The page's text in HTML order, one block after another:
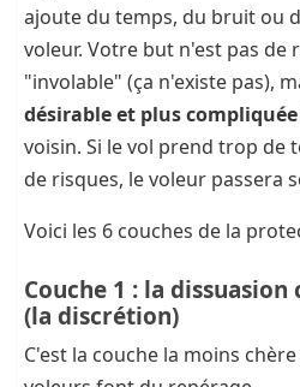
ajoute du temps, du bruit ou
voleur. Votre but n'est pas de
"involable" (ça n'existe pas),
désirable et plus
voisin. Si le vol prend trop de
de risques, le voleur passera
Voici les 6 couches de la
Couche 1 : la
(la discrétion)
C'est la couche la moins